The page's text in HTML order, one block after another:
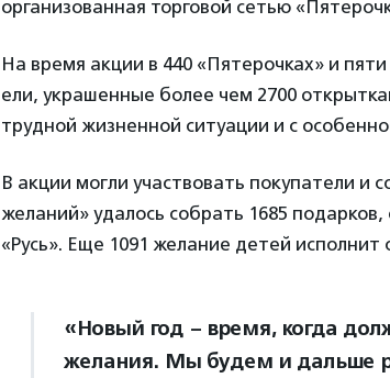
организованная торговой сетью
На время акции в 440 «Пятерочках» и
ели, украшенные более чем 2700
трудной жизненной ситуации и с
В акции могли участвовать покупатели и
желаний» удалось собрать 1685
«Русь». Еще 1091 желание детей исполнит
«Новый год – время, когда
желания. Мы будем и дальше